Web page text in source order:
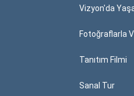
Vizyon'da
Fotoğraflarla
Tanıtım Filmi
Sanal Tur